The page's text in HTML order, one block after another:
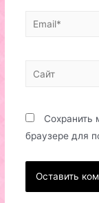
Email*
Сайт
Сохранить
браузере для